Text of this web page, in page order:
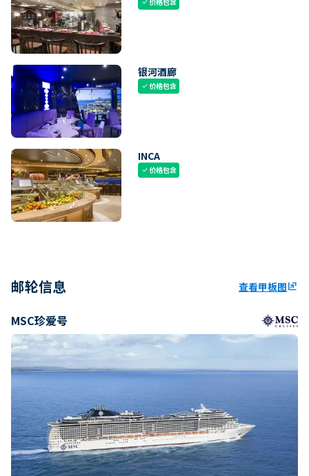
check
银河酒廊
check价格包含
INCA
check价格包含
邮轮信息 查看甲板图ungroup
MSC珍爱号